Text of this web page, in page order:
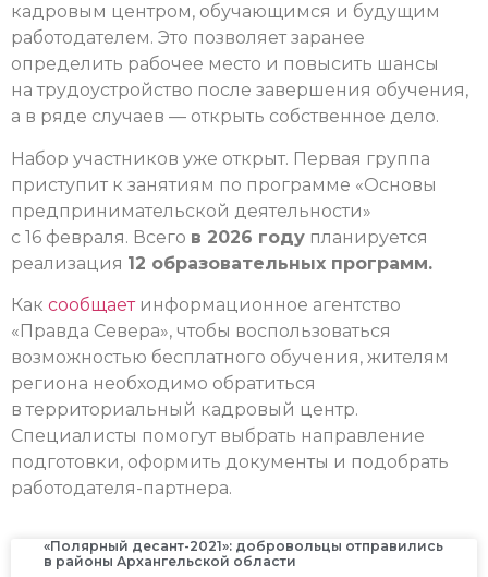
кадровым центром, обучающимся и будущим
работодателем. Это позволяет заранее
определить рабочее место и повысить шансы
на трудоустройство после завершения обучения,
а в ряде случаев — открыть собственное дело.
Набор участников уже открыт. Первая группа
приступит к занятиям по программе «Основы
предпринимательской деятельности»
с 16 февраля. Всего в 2026 году планируется
реализация 12 образовательных программ.
Как сообщаетинформационное агентство
«Правда Севера», чтобы воспользоваться
возможностью бесплатного обучения, жителям
региона необходимо обратиться
в территориальный кадровый центр.
Специалисты помогут выбрать направление
подготовки, оформить документы и подобрать
работодателя-партнера.
«Полярный десант-2021»: добровольцы отправились
в районы Архангельской области